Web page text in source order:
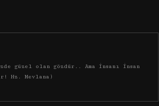
güzel olan gözdür.. Ama insanı insan
Hz. Mevlana)